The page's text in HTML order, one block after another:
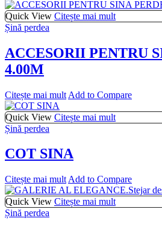
Quick View Citește mai mult
Șină perdea
ACCESORII PENTRU
4.00M
Citește mai mult Add to Compare
Quick View Citește mai mult
Șină perdea
COT SINA
Citește mai mult Add to Compare
Quick View Citește mai mult
Șină perdea